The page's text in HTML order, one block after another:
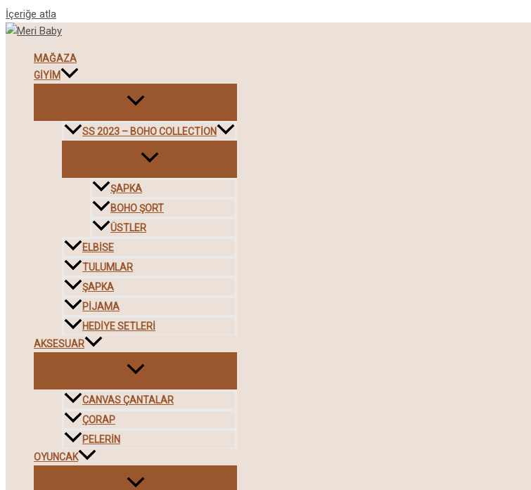
İçeriğe atla
MAĞAZA
GIYIM
SS 2023 – BOHO COLLECTION
ŞAPKA
BOHO ŞORT
ÜSTLER
ELBISE
TULUMLAR
ŞAPKA
PIJAMA
HEDIYE SETLERI
AKSESUAR
CANVAS ÇANTALAR
ÇORAP
PELERIN
OYUNCAK